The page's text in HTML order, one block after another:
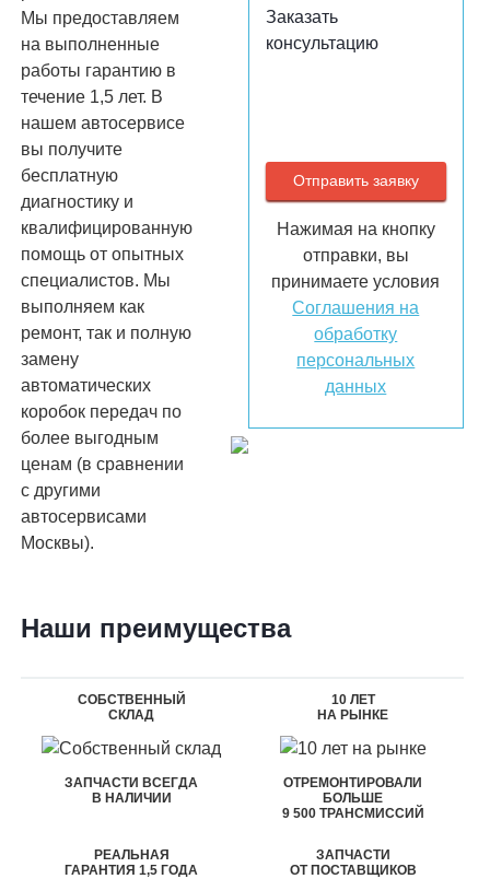
Мы предоставляем
на выполненные
работы гарантию в
течение 1,5 лет. В
нашем автосервисе
вы получите
бесплатную
диагностику и
квалифицированную
помощь от опытных
специалистов. Мы
выполняем как
ремонт, так и полную
замену
автоматических
коробок передач по
более выгодным
ценам (в сравнении
с другими
автосервисами
Москвы).
Заказать
консультацию
Нажимая на кнопку
отправки, вы
принимаете условия
Соглашения на
обработку
персональных
данных
Наши преимущества
СОБСТВЕННЫЙ
СКЛАД
ЗАПЧАСТИ ВСЕГДА
В НАЛИЧИИ
10 ЛЕТ
НА РЫНКЕ
ОТРЕМОНТИРОВАЛИ
БОЛЬШЕ
9 500 ТРАНСМИССИЙ
РЕАЛЬНАЯ
ГАРАНТИЯ 1,5 ГОДА
ЗАПЧАСТИ
ОТ ПОСТАВЩИКОВ